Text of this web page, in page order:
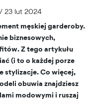
/ 23 lut 2024
męskiej garderoby.
biznesowych,
Z tego artykułu
(i to o każdej porze
stylizacje. Co więcej,
obuwia znajdziesz
modowymi i ruszaj